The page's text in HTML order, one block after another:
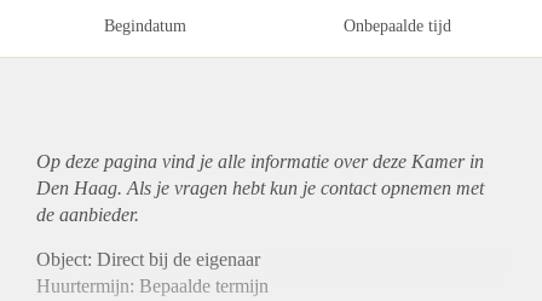
Begindatum Onbepaalde tijd
Op deze pagina vind je alle informatie over deze Kamer in
Den Haag. Als je vragen hebt kun je contact opnemen met
de aanbieder.
Object: Direct bij de eigenaar
Huurtermijn: Bepaalde termijn